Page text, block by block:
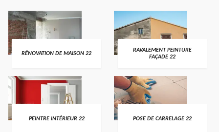
RÉNOVATION DE MAISON 22
RAVALEMENT PEINTURE
FAÇADE 22
PEINTRE INTÉRIEUR 22 POSE DE CARRELAGE 22